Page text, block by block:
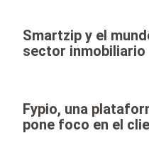
Smartzip y el
sector inmobiliario
Fypio, una
pone foco en el